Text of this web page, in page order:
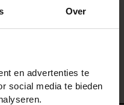
Over
en advertenties te
social media te bieden